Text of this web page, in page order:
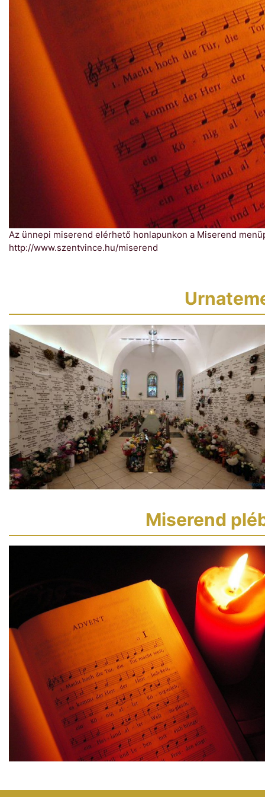
Az ünnepi miserend elérhető honlapunkon a Miserend
http://www.szentvince.hu/miserend
Miserend